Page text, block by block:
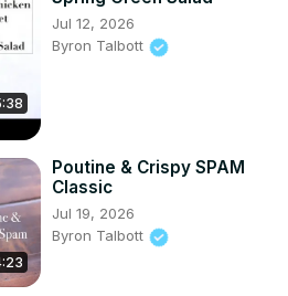
Jul 12, 2026
Byron Talbott
Poutine & Crispy SPAM
Classic
Jul 19, 2026
Byron Talbott